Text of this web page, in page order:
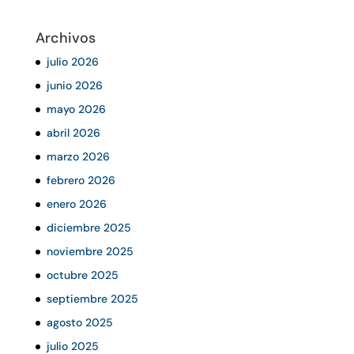
Archivos
julio 2026
junio 2026
mayo 2026
abril 2026
marzo 2026
febrero 2026
enero 2026
diciembre 2025
noviembre 2025
octubre 2025
septiembre 2025
agosto 2025
julio 2025